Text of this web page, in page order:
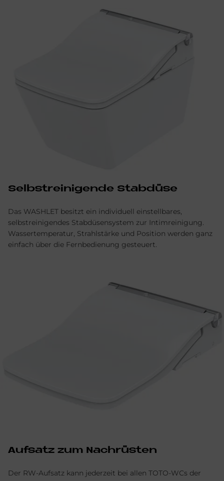
Selbst­rei­ni­gen­de Stab­düse
Das WASHLET besitzt ein individuell einstellbares,
selbstreinigendes Stabdüsensystem zur Intimreinigung.
Wassertemperatur, Strahlstärke und Position werden ganz
einfach über die Fernbedienung gesteuert.
Auf­satz zum Nach­rü­sten
Der RW-Aufsatz kann jederzeit bei allen TOTO-WCs der